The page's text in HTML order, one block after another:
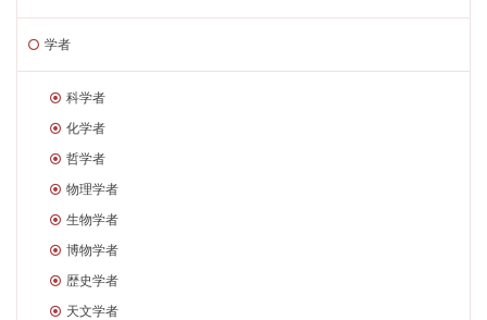
学者
科学者
化学者
哲学者
物理学者
生物学者
博物学者
歴史学者
天文学者